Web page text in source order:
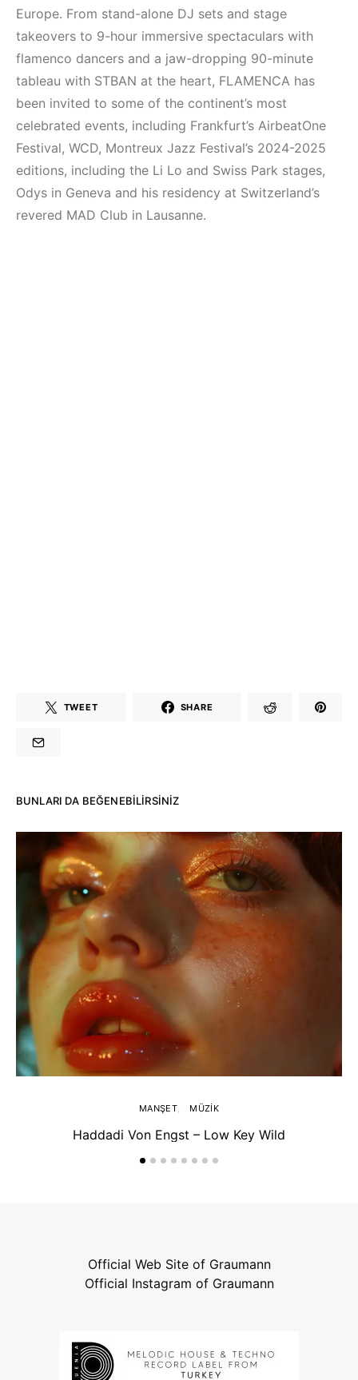
Europe. From stand-alone DJ sets and stage
takeovers to 9-hour immersive spectaculars with
flamenco dancers and a jaw-dropping 90-minute
tableau with STBAN at the heart, FLAMENCA has
been invited to some of the continent’s most
celebrated events, including Frankfurt’s AirbeatOne
Festival, WCD, Montreux Jazz Festival’s 2024-2025
editions, including the Li Lo and Swiss Park stages,
Odys in Geneva and his residency at Switzerland’s
revered MAD Club in Lausanne.
TWEET SHARE
BUNLARI DA BEĞENEBILIRSINIZ
MANŞET MÜZIK
Haddadi Von Engst – Low Key Wild
Official Web Site of Graumann
Official Instagram of Graumann